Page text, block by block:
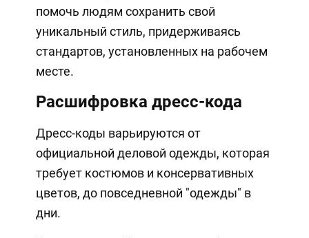
помочь людям сохранить свой
уникальный стиль, придерживаясь
стандартов, установленных на рабочем
месте.
Расшифровка дресс-кода
Дресс-коды варьируются от
официальной деловой одежды, которая
требует костюмов и консервативных
цветов, до повседневной "одежды" в
дни.